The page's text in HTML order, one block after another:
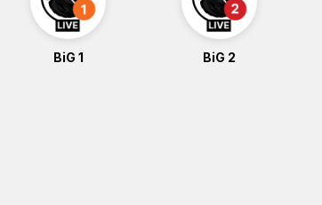
BiG 1 BiG 2